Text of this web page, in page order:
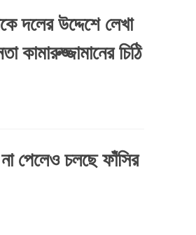
দলের উদ্দেশে লেখা
কামারুজ্জামানের চিঠি
পেলেও চলছে ফাঁসির